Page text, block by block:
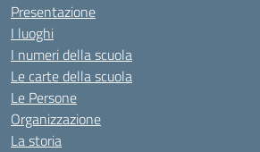
Presentazione
I luoghi
I numeri della scuola
Le carte della scuola
Le Persone
Organizzazione
La storia